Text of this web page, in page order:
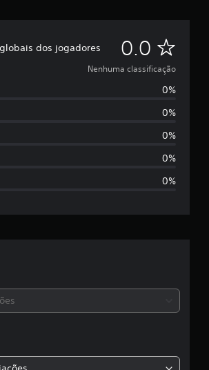
dos jogadores 0.0 N
e
n
h
m
i
Nenhuma classificação
0%
0%
0%
0%
0%